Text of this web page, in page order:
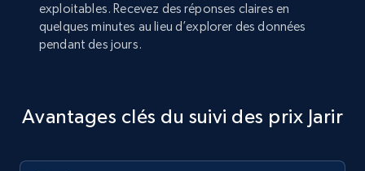
exploitables. Recevez des réponses claires en
quelques minutes au lieu d’explorer des données
pendant des jours.
Avantages clés du suivi des prix Jarir